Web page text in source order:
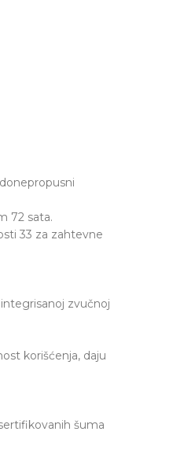
72 sata.
33 za zahtevne
zvučnoj
korišćenja, daju
šuma